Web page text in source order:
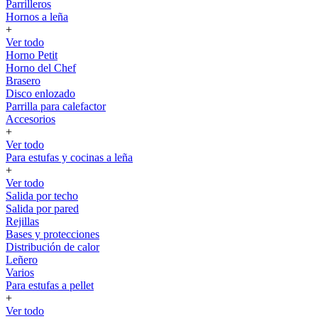
Parrilleros
Hornos a leña
+
Ver todo
Horno Petit
Horno del Chef
Brasero
Disco enlozado
Parrilla para calefactor
Accesorios
+
Ver todo
Para estufas y cocinas a leña
+
Ver todo
Salida por techo
Salida por pared
Rejillas
Bases y protecciones
Distribución de calor
Leñero
Varios
Para estufas a pellet
+
Ver todo